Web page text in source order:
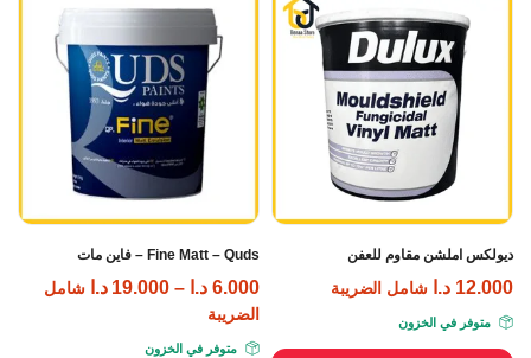
ديولكس املشن مقاوم للعفن
12.000 د.ا شامل الضريبة
متوفر في الخزون
Fine Matt – Quds – فاين مات
6.000 د.ا –
19.000 د.ا شامل
الضريبة
متوفر في الخزون